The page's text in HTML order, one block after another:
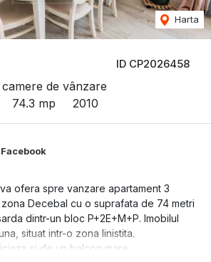
ID CP2026458
de vânzare
74.3 mp 2010
Harta
Facebook
va ofera spre vanzare apartament 3
Decebal cu o suprafata de 74 metri
dintr-un bloc P+2E+M+P. Imobilul
situat intr-o zona linistita.
si de un balcon mare.